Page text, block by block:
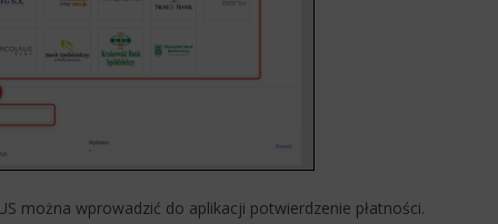
można wprowadzić do aplikacji potwierdzenie płatności.